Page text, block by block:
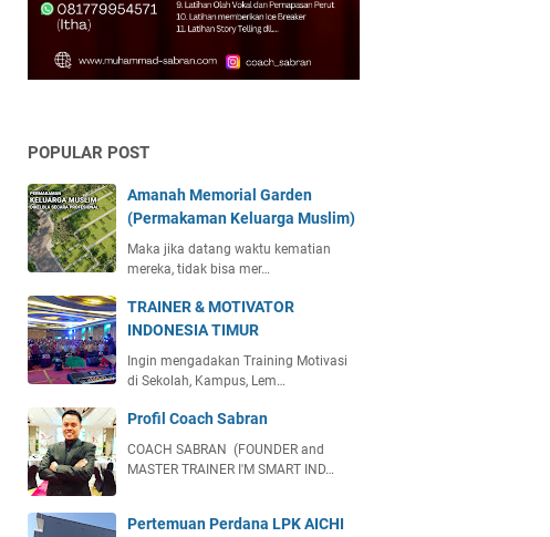
POPULAR POST
Amanah Memorial Garden
(Permakaman Keluarga Muslim)
Maka jika datang waktu kematian
mereka, tidak bisa mer…
TRAINER & MOTIVATOR
INDONESIA TIMUR
Ingin mengadakan Training Motivasi
di Sekolah, Kampus, Lem…
Profil Coach Sabran
COACH SABRAN (FOUNDER and
MASTER TRAINER I'M SMART IND…
Pertemuan Perdana LPK AICHI